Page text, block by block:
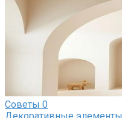
Советы 0